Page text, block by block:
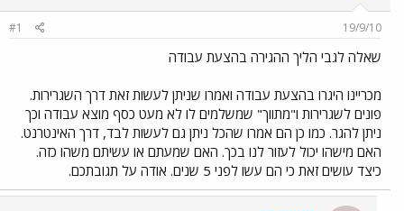
ו
ש
א
ר
19/9/10
#1
שאלה לגבי הליך ההגירה בהצעת עבודה
מכריינו היגרו בהצעת עבודה ואמרו שניתן לעשות זאת דרך השגרירות.
פונים לשגרירות ו"מתווך" שמשלמים לו לא מעט כסף מוצא עבודה וכך
ניתן להגר. כמו כן הם אמרו שהכל ניתן גם לעשות לבד, דרך האינטרנט.
האם מישהו יכול לעזור לנו בכך. האם שמעתם או עשיתם משהו כזה.
כיצד עושים זאת כי הם עשו לפני 5 שנים. אודה על תגובתכם.